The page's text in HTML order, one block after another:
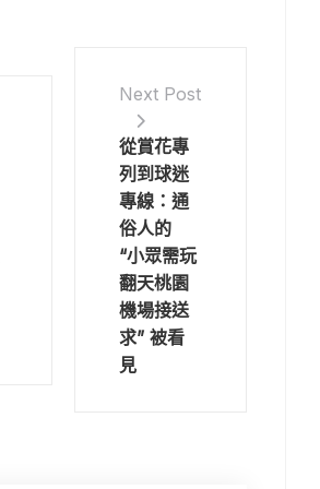
Next Post
從賞花專
列到球迷
專線：通
俗人的
“小眾需玩
翻天桃園
機場接送
求” 被看
見